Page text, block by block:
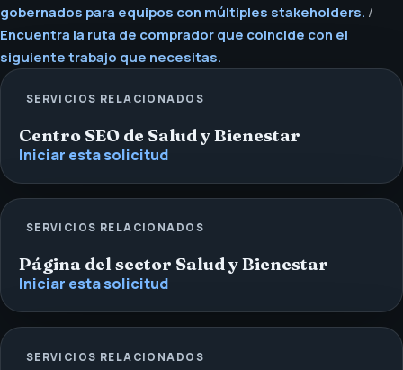
gobernados para equipos con múltiples stakeholders. /
Encuentra la ruta de comprador que coincide con el
siguiente trabajo que necesitas.
SERVICIOS RELACIONADOS
Centro SEO de Salud y Bienestar
Iniciar esta solicitud
SERVICIOS RELACIONADOS
Página del sector Salud y Bienestar
Iniciar esta solicitud
SERVICIOS RELACIONADOS